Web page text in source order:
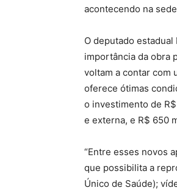
acontecendo na
O deputado
importância da obra
voltam a contar com
oferece ótimas
o investimento de
e externa, e R$ 650
“Entre esses novos
que possibilita a
Único de Saúde);